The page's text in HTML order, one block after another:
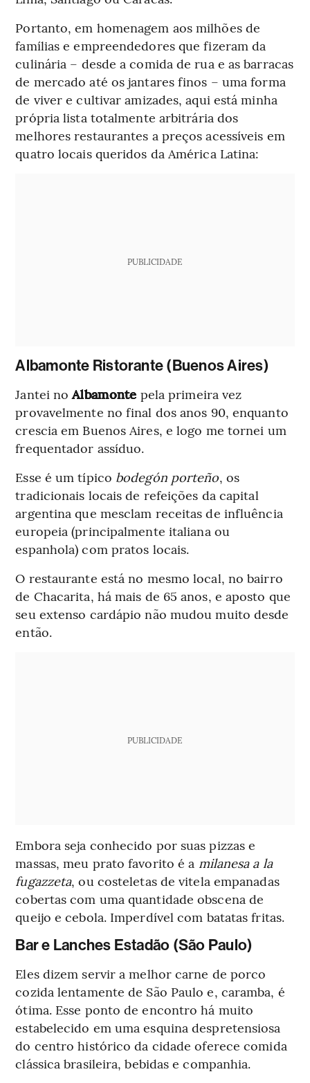
Portanto, em homenagem aos milhões de
famílias e empreendedores que fizeram da
culinária – desde a comida de rua e as barracas
de mercado até os jantares finos – uma forma
de viver e cultivar amizades, aqui está minha
própria lista totalmente arbitrária dos
melhores restaurantes a preços acessíveis em
quatro locais queridos da América Latina:
PUBLICIDADE
Albamonte Ristorante (Buenos Aires)
Jantei noAlbamonte pela primeira vez
provavelmente no final dos anos 90, enquanto
crescia em Buenos Aires, e logo me tornei um
frequentador assíduo.
Esse é um típico bodegón porteño, os
tradicionais locais de refeições da capital
argentina que mesclam receitas de influência
europeia (principalmente italiana ou
espanhola) com pratos locais.
O restaurante está no mesmo local, no bairro
de Chacarita, há mais de 65 anos, e aposto que
seu extenso cardápio não mudou muito desde
então.
PUBLICIDADE
Embora seja conhecido por suas pizzas e
massas, meu prato favorito é a milanesa a la
fugazzeta, ou costeletas de vitela empanadas
cobertas com uma quantidade obscena de
queijo e cebola. Imperdível com batatas fritas.
Bar e Lanches Estadão (São Paulo)
Eles dizem servir a melhor carne de porco
cozida lentamente de São Paulo e, caramba, é
ótima. Esse ponto de encontro há muito
estabelecido em uma esquina despretensiosa
do centro histórico da cidade oferece comida
clássica brasileira, bebidas e companhia.